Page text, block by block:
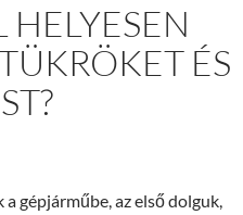
ÉS
gépjárműbe, az első dolguk,